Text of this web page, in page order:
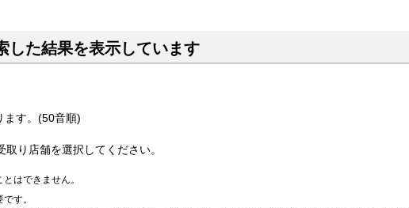
した結果を表示しています
ます。(50音順)
り店舗を選択してください。
はできません。
す。